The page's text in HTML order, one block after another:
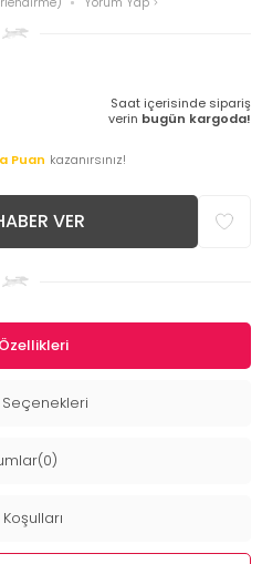
Saat içerisinde sipariş
verin bugün kargoda!
Puan kazanırsınız!
VER